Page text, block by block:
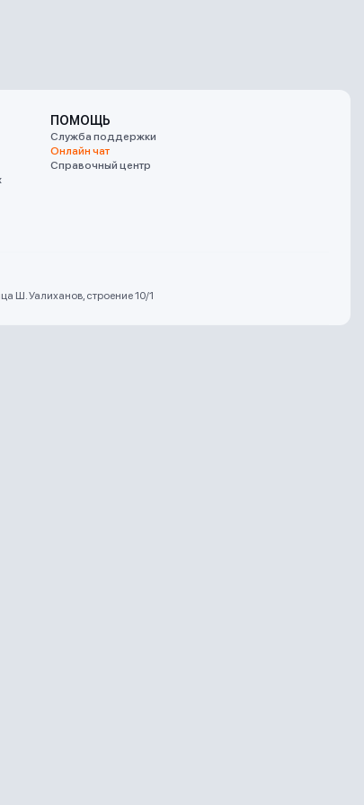
ПОМОЩЬ
Служба поддержки
Онлайн чат
Справочный центр
Ш. Уалиханов, строение 10/1